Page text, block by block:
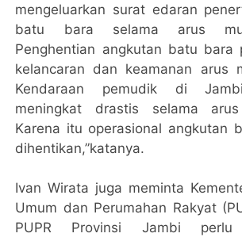
mengeluarkan surat edaran
batu bara selama arus
Penghentian angkutan batu bara
kelancaran dan keamanan arus
Kendaraan pemudik di
meningkat drastis selama
Karena itu operasional angkutan
dihentikan,”katanya.
Ivan Wirata juga meminta
Umum dan Perumahan Rakyat
PUPR Provinsi Jambi perlu